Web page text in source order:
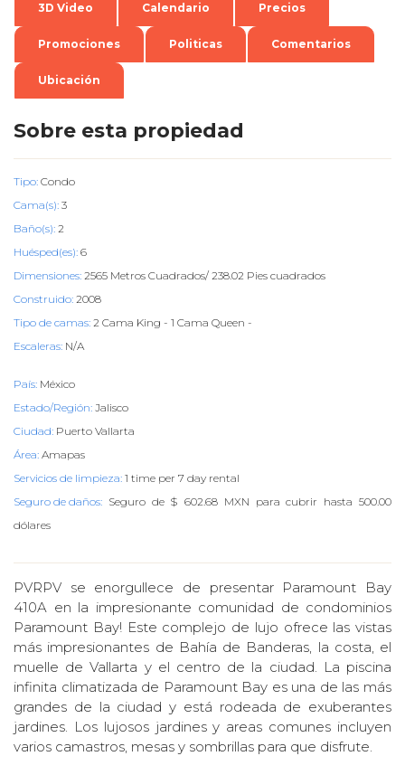
3D Video Calendario Precios
Promociones Politicas Comentarios
Ubicación
Sobre esta propiedad
Tipo: Condo
Cama(s): 3
Baño(s): 2
Huésped(es): 6
Dimensiones: 2565 Metros Cuadrados/ 238.02 Pies cuadrados
Construido: 2008
Tipo de camas: 2 Cama King - 1 Cama Queen -
Escaleras: N/A
País: México
Estado/Región: Jalisco
Ciudad: Puerto Vallarta
Área: Amapas
Servicios de limpieza: 1 time per 7 day rental
Seguro de daños: Seguro de $ 602.68 MXN para cubrir hasta 500.00
dólares
PVRPV se enorgullece de presentar Paramount Bay
410A en la impresionante comunidad de condominios
Paramount Bay! Este complejo de lujo ofrece las vistas
más impresionantes de Bahía de Banderas, la costa, el
muelle de Vallarta y el centro de la ciudad. La piscina
infinita climatizada de Paramount Bay es una de las más
grandes de la ciudad y está rodeada de exuberantes
jardines. Los lujosos jardines y areas comunes incluyen
varios camastros, mesas y sombrillas para que disfrute.